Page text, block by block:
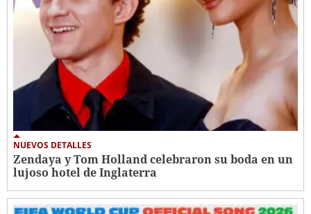
NUEVOS DETALLES
Zendaya y Tom Holland celebraron su boda en un
lujoso hotel de Inglaterra